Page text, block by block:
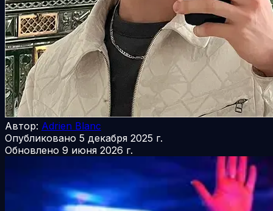
Автор: Adrien Blanc
Опубликовано 5 декабря 2025 г.
Обновлено 9 июня 2026 г.